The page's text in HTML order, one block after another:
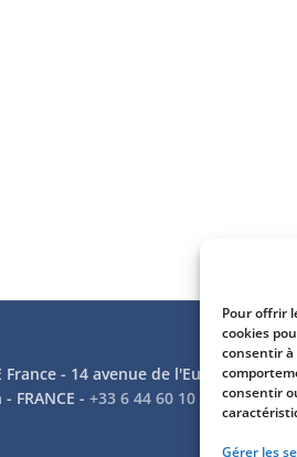
Pour offrir
cookies
consentir à
consentir
Gérer les
France - 14 avenue de l'Europe
FRANCE - +33 6 44 60 10 64